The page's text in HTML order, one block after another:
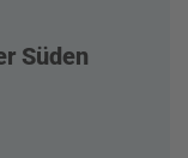
Süden